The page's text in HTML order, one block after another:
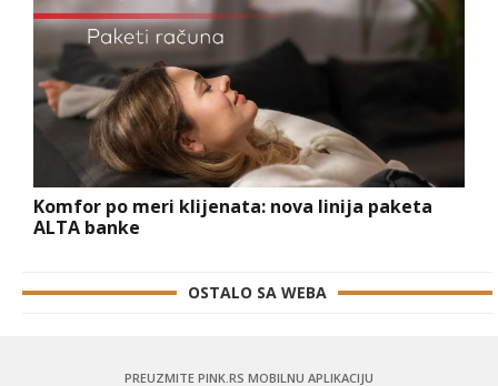
Komfor po meri klijenata: nova linija paketa
ALTA banke
OSTALO SA WEBA
PREUZMITE PINK.RS MOBILNU APLIKACIJU